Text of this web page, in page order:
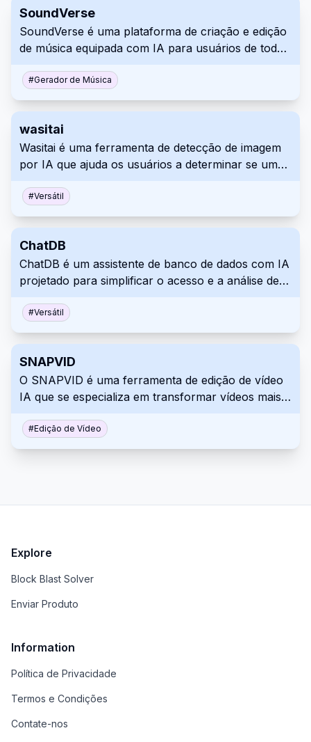
de um logotipo básico para o seu negócio.
SoundVerse
SoundVerse é uma plataforma de criação e edição
de música equipada com IA para usuários de todos
para gerar música a partir de texto, auxiliar na
escrita de letras e editar faixas de áudio. A
transformar ideias musicais em realidade.
#Gerador de Música
wasitai
Wasitai é uma ferramenta de detecção de imagem
por IA que ajuda os usuários a determinar se uma
humano. Basta carregar ou arrastar e soltar sua
imagem na plataforma para análise. Use Wasitai
digitais.
#Versátil
ChatDB
ChatDB é um assistente de banco de dados com IA
projetado para simplificar o acesso e a análise de
bancos de dados e arquivos de dados usando
linguagem natural em vez de escrever SQL. A
e ferramentas para lidar com diferentes formatos
de arquivo como CSV, JSON e Parquet.
#Versátil
SNAPVID
O SNAPVID é uma ferramenta de edição de vídeo
IA que se especializa em transformar vídeos mais
partilhável. Aproveita a inteligência artificial para
otimizar o processo de edição para criar curtas
#Edição de Vídeo
Explore
Block Blast Solver
Enviar Produto
Information
Política de Privacidade
Termos e Condições
Contate-nos